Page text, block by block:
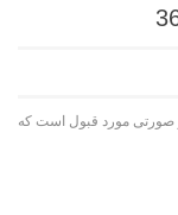
صورتی مورد قبول است که